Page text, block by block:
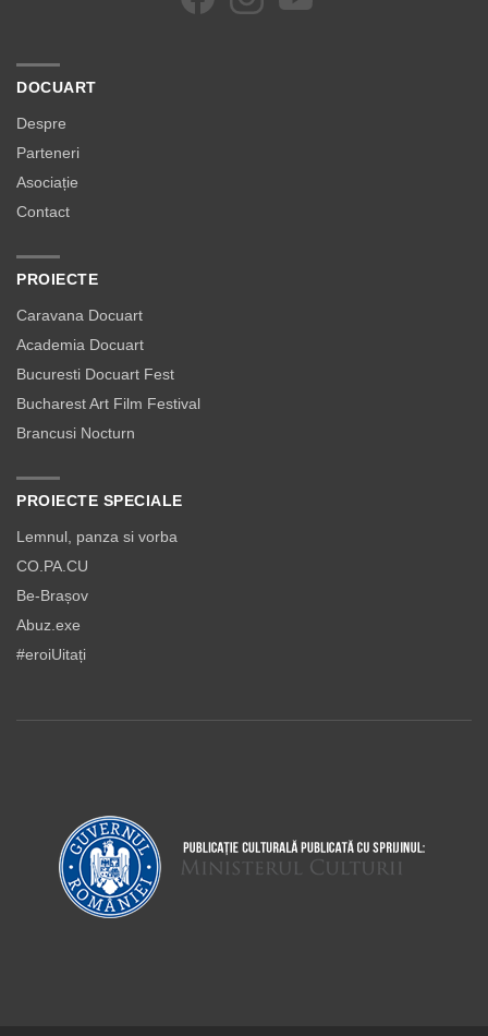
DOCUART
Despre
Parteneri
Asociație
Contact
PROIECTE
Caravana Docuart
Academia Docuart
Bucuresti Docuart Fest
Bucharest Art Film Festival
Brancusi Nocturn
PROIECTE SPECIALE
Lemnul, panza si vorba
CO.PA.CU
Be-Brașov
Abuz.exe
#eroiUitați